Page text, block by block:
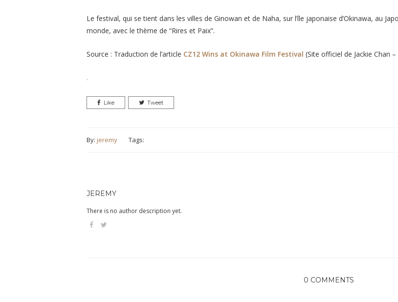
Le festival, qui se tient dans les villes de Ginowan et de Naha, sur l’île japonaise d’Okinawa, au
monde, avec le thème de “Rires et Paix”.
Source : Traduction de l’article CZ12 Wins at Okinawa Film Festival (Site officiel de Jackie Chan
.
Like Tweet
By: jeremy Tags:
JEREMY
There is no author description yet.
0 COMMENTS